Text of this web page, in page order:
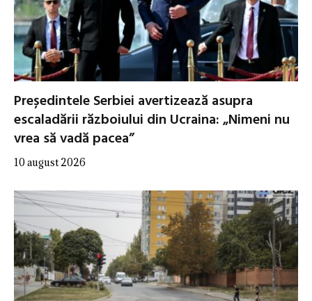
Președintele Serbiei avertizează asupra
escaladării războiului din Ucraina: „Nimeni nu
vrea să vadă pacea”
10 august 2026